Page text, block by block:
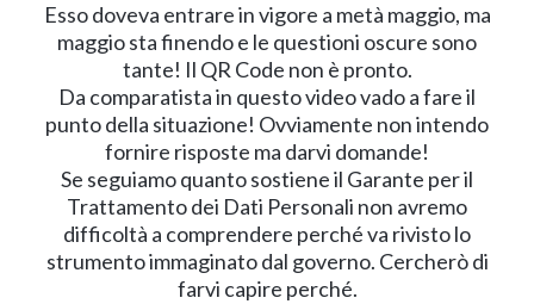
Esso doveva entrare in vigore a metà maggio, ma
maggio sta finendo e le questioni oscure sono
tante! Il QR Code non è pronto.
Da comparatista in questo video vado a fare il
punto della situazione! Ovviamente non intendo
fornire risposte ma darvi domande!
Se seguiamo quanto sostiene il Garante per il
Trattamento dei Dati Personali non avremo
difficoltà a comprendere perché va rivisto lo
strumento immaginato dal governo. Cercherò di
farvi capire perché.